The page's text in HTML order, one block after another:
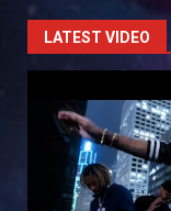
LATEST VIDEO